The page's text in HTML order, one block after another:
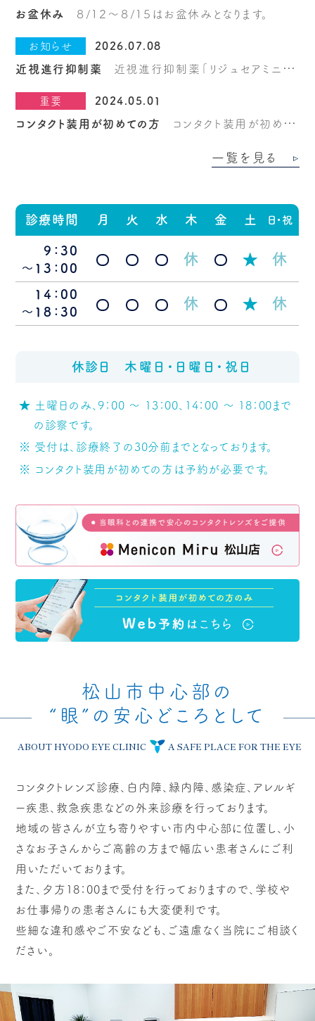
お盆休み ８/１２～８/１５はお盆休みとなります。
お知らせ 2026.07.08
近視進行抑制薬
近視進行抑制薬「リジュセアミニ点
め、薬剤は自己負担（１か月税込み4000円）となりま
す。適応は、５歳以上の成長期にある小児です。近視の
であり、効果が認められない場合もあります。一度処方
重要 2024.05.01
コンタクト装用が初めての方
コンタクト装用が初めて
一覧を見る
診療時間 月 火 水 木 金 土 日・祝
9：30
～13：00
休 ★ 休
14：00
～18：30
休 ★ 休
休診日 木曜日・日曜日・祝日
★ 土曜日のみ、9：00 ～ 13：00、14：00 ～ 18：00まで
の診察です。
※ 受付は、診療終了の30分前までとなっております。
※ コンタクト装用が初めての方は予約が必要です。
松山市中心部の
“眼”の安心どころとして
ABOUT HYODO EYE CLINIC A SAFE PLACE FOR THE EYE
コンタクトレンズ診療、白内障、緑内障、感染症、アレルギ
ー疾患、救急疾患などの外来診療を行っております。
地域の皆さんが立ち寄りやすい市内中心部に位置し、小
さなお子さんからご高齢の方まで幅広い患者さんにご利
用いただいております。
また、夕方18：00まで受付を行っておりますので、学校や
お仕事帰りの患者さんにも大変便利です。
些細な違和感やご不安なども、ご遠慮なく当院にご相談く
ださい。